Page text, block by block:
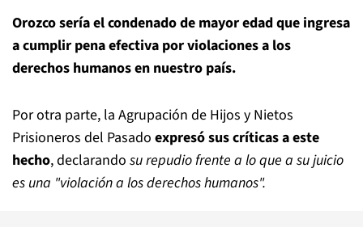
Orozco sería el condenado de mayor edad que ingresa
a cumplir pena efectiva por violaciones a los
derechos humanos en nuestro país.
Por otra parte, la Agrupación de Hijos y Nietos
Prisioneros del Pasado expresó sus críticas a este
hecho, declarando su repudio frente a lo que a su juicio
es una "violación a los derechos humanos".